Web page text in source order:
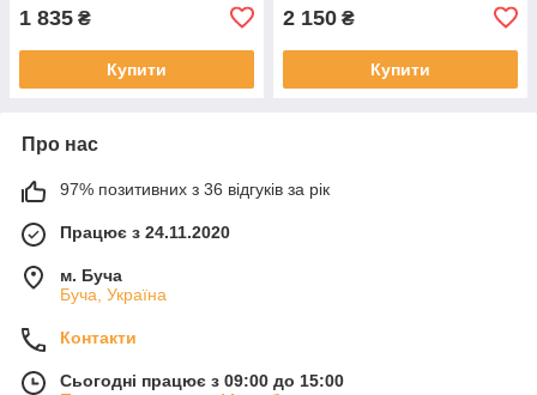
1 835 ₴
Купити
2 150 ₴
Купити
Про нас
97% позитивних з 36 відгуків за рік
Працює з 24.11.2020
м. Буча
Буча, Україна
Контакти
Сьогодні працює з 09:00 до 15:00